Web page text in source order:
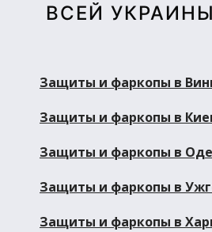
ВСЕЙ
Защиты и фаркопы в
Защиты и фаркопы в
Защиты и фаркопы в
Защиты и фаркопы в
Защиты и фаркопы в